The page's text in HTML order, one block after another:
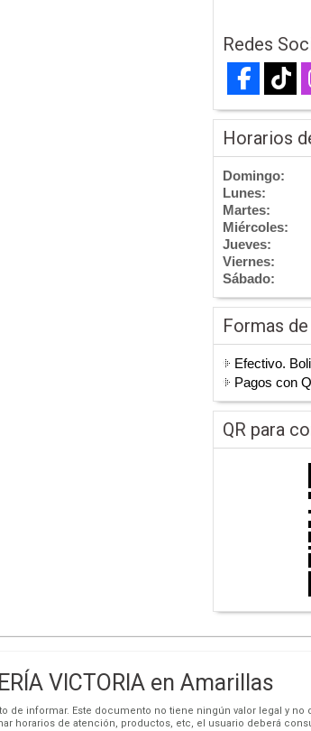
Redes
Horarios
Domingo:
Lunes:
Martes:
Miércoles:
Jueves:
Viernes:
Sábado:
Formas
Efectivo.
Pagos con
QR para
VICTORIA en Amarillas
de informar. Este documento no tiene ningún valor legal y no
horarios de atención, productos, etc, el usuario deberá